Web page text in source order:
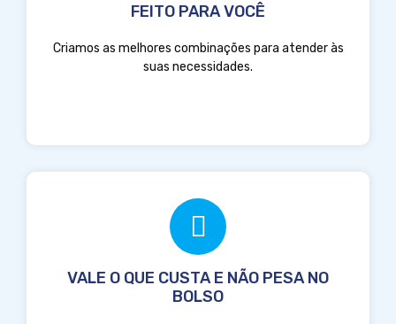
FEITO PARA VOCÊ
Criamos as melhores combinações para atender às
suas necessidades.
VALE O QUE CUSTA E NÃO PESA NO
BOLSO